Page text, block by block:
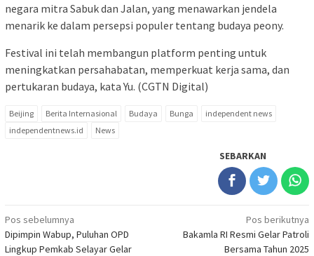
negara mitra Sabuk dan Jalan, yang menawarkan jendela
menarik ke dalam persepsi populer tentang budaya peony.
Festival ini telah membangun platform penting untuk
meningkatkan persahabatan, memperkuat kerja sama, dan
pertukaran budaya, kata Yu. (CGTN Digital)
Beijing Berita Internasional Budaya Bunga
independent news
independentnews.id
News
SEBARKAN
Navigasi
pos
Pos sebelumnya
Dipimpin Wabup, Puluhan OPD
Lingkup Pemkab Selayar Gelar
Pos berikutnya
Bakamla RI Resmi Gelar Patroli
Bersama Tahun 2025